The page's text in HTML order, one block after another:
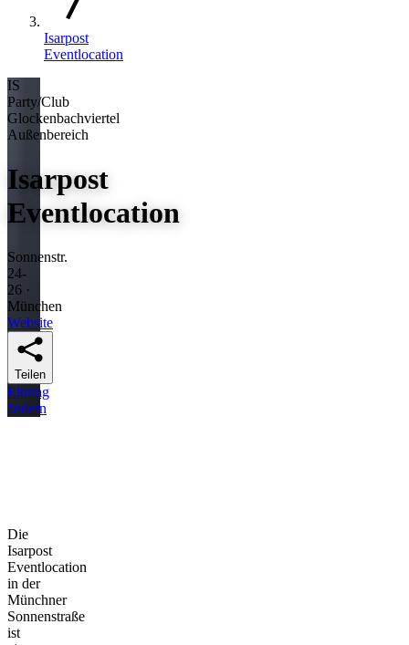
Isarpost
Eventlocation
IS
Party/Club
Glockenbachviertel
Außenbereich
Isarpost
Eventlocation
Sonnenstr.
24-
26 ·
München
Website
Teilen
Eintrag
ändern
Die
Isarpost
Eventlocation
in der
Münchner
Sonnenstraße
ist